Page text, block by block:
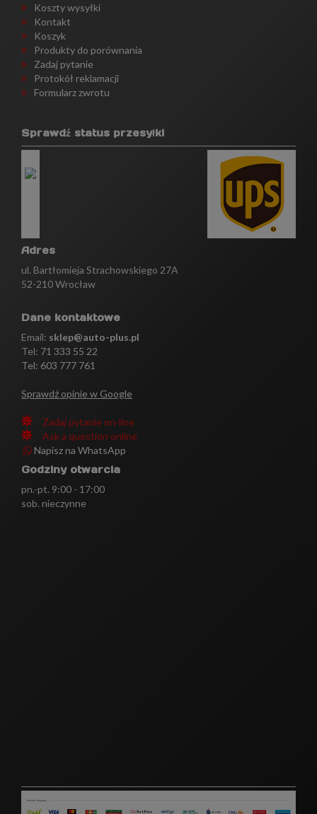
Koszty wysyłki
Kontakt
Koszyk
Produkty do porównania
Zadaj pytanie
Protokół reklamacji
Formularz zwrotu
Sprawdź status przesyłki
Adres
ul. Bartłomieja Strachowskiego 27A
52-210 Wrocław
Dane kontaktowe
Email: sklep@auto-plus.pl
Tel: 71 333 55 22
Tel: 603 777 761
Sprawdź opinie w Google
Zadaj pytanie on-line
Ask a question online
Napisz na WhatsApp
Godziny otwarcia
pn.-pt. 9:00 - 17:00
sob. nieczynne